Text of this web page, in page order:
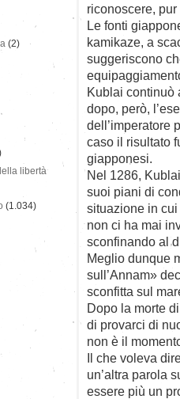
riconoscere,
Le fonti
kamikaze, a
suggeriscono
Kublai continuò
dopo, però,
dell’imperatore
caso il risultato
giapponesi.
Nel 1286,
suoi piani di
situazione in
non ci ha mai
sconfinando al
Meglio dunque
sull’Annam»
sconfitta sul
Dopo la morte
di provarci di
non è il
Il che voleva
un’altra parola
essere più un
(2)
libertà
(1.034)